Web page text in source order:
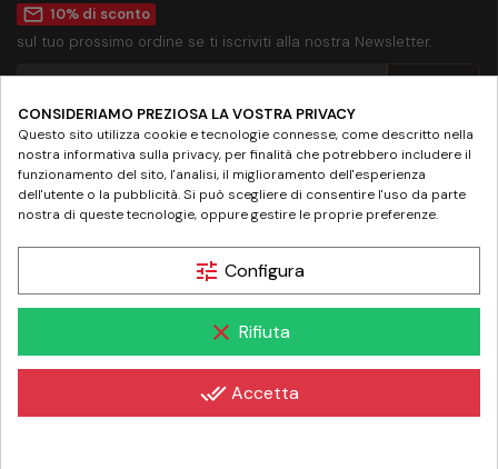
mail_outline 10% di sconto
sul tuo prossimo ordine se ti iscriviti alla nostra Newsletter.
Accetto laprivacy policy
SEGUICI SU
Mazzini 19 - 00195 Roma | P.IVA 05097731003 - REA RM-837075
CONSIDERIAMO PREZIOSA LA VOSTRA PRIVACY
Questo sito utilizza cookie e tecnologie connesse, come descritto nella
nostra informativa sulla privacy, per finalità che potrebbero includere il
funzionamento del sito, l'analisi, il miglioramento dell'esperienza
dell'utente o la pubblicità. Si può scegliere di consentire l'uso da parte
nostra di queste tecnologie, oppure gestire le proprie preferenze.
tune Configura
clear Rifiuta
done_all Accetta